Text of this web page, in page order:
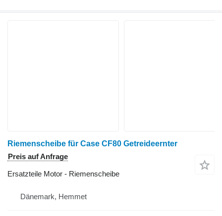
Riemenscheibe für Case CF80 Getreideernter
Preis auf Anfrage
Ersatzteile Motor - Riemenscheibe
Dänemark, Hemmet